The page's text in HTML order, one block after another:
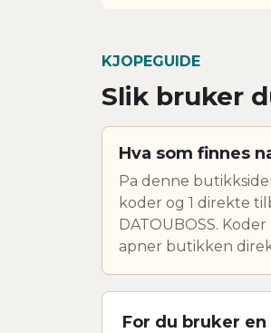
KJOPEGUIDE
Slik bruker
Hva som finnes
Pa denne
koder og 1 direkte
DATOUBOSS.
apner butikken
For du bruker en